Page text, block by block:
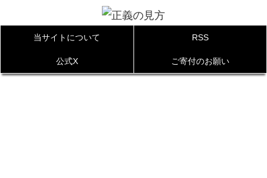
当サイトについて RSS
公式X ご寄付のお願い